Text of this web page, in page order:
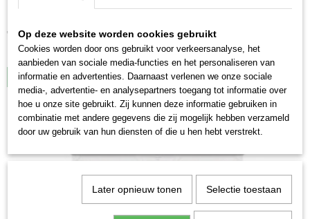
Kronen"
Märklin 48631 Intermodelbau 2011 "Dortmunder Kronen"…
€ 34,95
IN WINKELWAGEN
Op deze website worden cookies gebruikt
Cookies worden door ons gebruikt voor verkeersanalyse, het
aanbieden van sociale media-functies en het personaliseren van
informatie en advertenties. Daarnaast verlenen we onze sociale
media-, advertentie- en analysepartners toegang tot informatie over
hoe u onze site gebruikt. Zij kunnen deze informatie gebruiken in
combinatie met andere gegevens die zij mogelijk hebben verzameld
door uw gebruik van hun diensten of die u hen hebt verstrekt.
Later opnieuw tonen Selectie toestaan